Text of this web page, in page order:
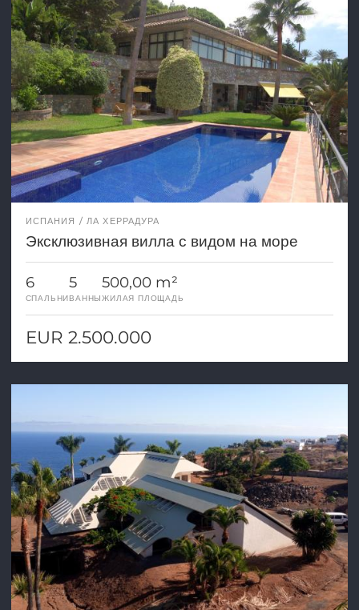
ИСПАНИЯ ЛА ХЕРРАДУРА
Эксклюзивная вилла с видом на море
6
СПАЛЬНИ
5
ВАННЫ
500,00 m²
ЖИЛАЯ ПЛОЩАДЬ
EUR 2.500.000